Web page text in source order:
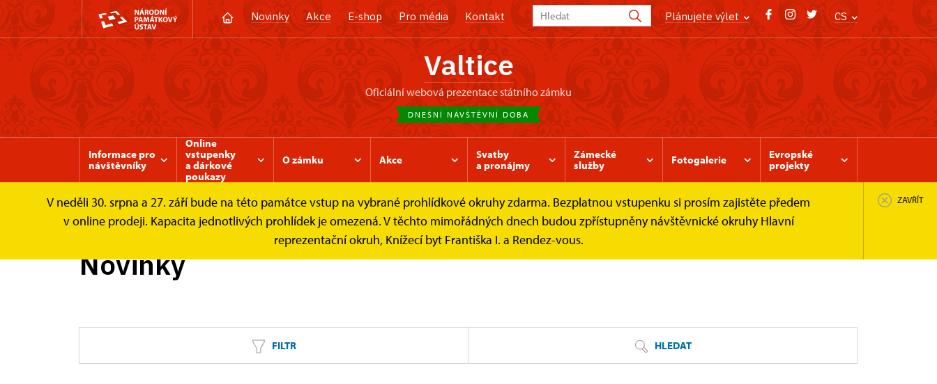
Novinky Akce E-shop Pro média Kontakt Plánujete výlet CS
Valtice
oficiální webová prezentace státního zámku
DNEŠNÍ NÁVŠTĚVNÍ DOBA
Informace pro
návštěvníky
Online
vstupenky
a dárkové
poukazy
O zámku Akce
Svatby
a pronájmy
Zámecké
služby
Fotogalerie
Evropské
projekty
V neděli 30. srpna a 27. září bude na této památce vstup na vybrané prohlídkové okruhy zdarma. Bezplatnou vstupenku si prosím zajistěte předem
v online prodeji. Kapacita jednotlivých prohlídek je omezená. V těchto mimořádných dnech budou zpřístupněny návštěvnické okruhy Hlavní
reprezentační okruh, Knížecí byt Františka I. a Rendez-vous.
ZAVŘÍT
Zámek Valtice Zprávy
Novinky
FILTR HLEDAT